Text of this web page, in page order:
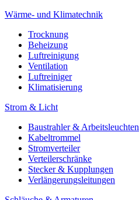
Wärme- und Klimatechnik
Trocknung
Beheizung
Luftreinigung
Ventilation
Luftreiniger
Klimatisierung
Strom & Licht
Baustrahler & Arbeitsleuchten
Kabeltrommel
Stromverteiler
Verteilerschränke
Stecker & Kupplungen
Verlängerungs­leitungen